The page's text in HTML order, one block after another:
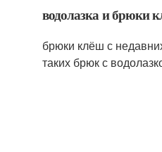
водолазка и брюки
брюки клёш с
таких брюк с